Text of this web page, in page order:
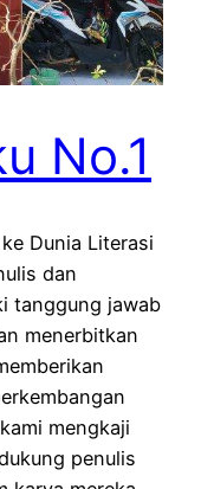
No.1
Dunia Literasi
dan
tanggung jawab
menerbitkan
mengkaji
penulis